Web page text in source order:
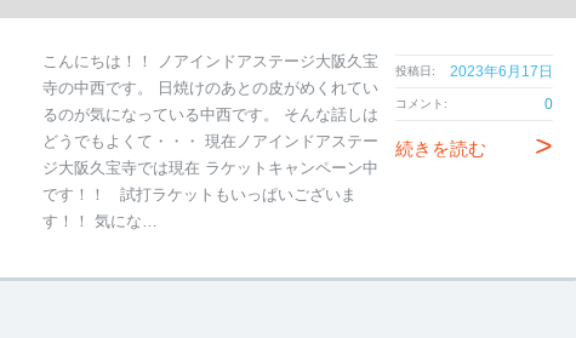
投稿日: 2023年6月17日
コメント: 0
続きを読む >
こんにちは！！ ノアインドアステージ大阪久宝
寺の中西です。 日焼けのあとの皮がめくれてい
るのが気になっている中西です。 そんな話しは
どうでもよくて・・・ 現在ノアインドアステー
ジ大阪久宝寺では現在 ラケットキャンペーン中
です！！ 試打ラケットもいっぱいございま
す！！ 気にな…